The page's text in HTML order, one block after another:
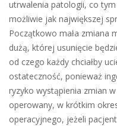
utrwalenia patologii, co
możliwie jak największej
Początkowo mała zmiana
dużą, której usunięcie
od czego każdy chciałby
ostateczność, ponieważ
ryzyko wystąpienia zmian
operowany, w krótkim
operacyjnego, jeżeli